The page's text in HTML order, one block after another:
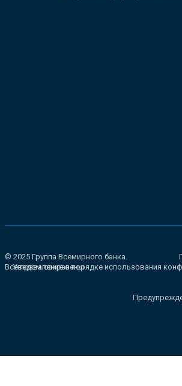
© 2025 Группа Всемирного банка.
Все права сохранены.
Уведомление о порядке использования